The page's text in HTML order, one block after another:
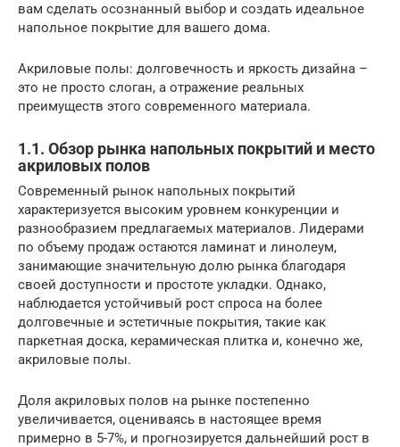
вам сделать осознанный выбор и создать идеальное
напольное покрытие для вашего дома.
Акриловые полы: долговечность и яркость дизайна –
это не просто слоган, а отражение реальных
преимуществ этого современного материала.
1.1. Обзор рынка напольных покрытий и место
акриловых полов
Современный рынок напольных покрытий
характеризуется высоким уровнем конкуренции и
разнообразием предлагаемых материалов. Лидерами
по объему продаж остаются ламинат и линолеум,
занимающие значительную долю рынка благодаря
своей доступности и простоте укладки. Однако,
наблюдается устойчивый рост спроса на более
долговечные и эстетичные покрытия, такие как
паркетная доска, керамическая плитка и, конечно же,
акриловые полы.
Доля акриловых полов на рынке постепенно
увеличивается, оцениваясь в настоящее время
примерно в 5-7%, и прогнозируется дальнейший рост в